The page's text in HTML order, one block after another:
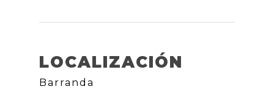
LOCALIZACIÓN
Barranda